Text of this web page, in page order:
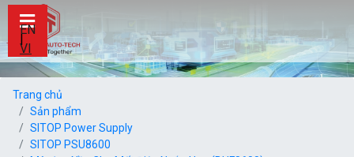
EN
VI
Trang chủ
Sản phẩm
SITOP Power Supply
SITOP PSU8600